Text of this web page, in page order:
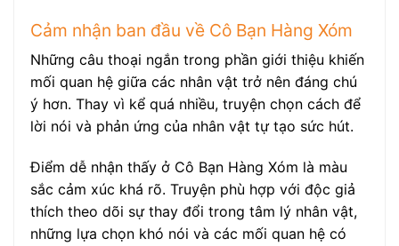
Cảm nhận ban đầu về Cô Bạn Hàng Xóm
Những câu thoại ngắn trong phần giới thiệu khiến
mối quan hệ giữa các nhân vật trở nên đáng chú
ý hơn. Thay vì kể quá nhiều, truyện chọn cách để
lời nói và phản ứng của nhân vật tự tạo sức hút.
Điểm dễ nhận thấy ở Cô Bạn Hàng Xóm là màu
sắc cảm xúc khá rõ. Truyện phù hợp với độc giả
thích theo dõi sự thay đổi trong tâm lý nhân vật,
những lựa chọn khó nói và các mối quan hệ có